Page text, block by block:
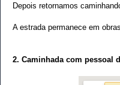
Depois retornamos
A estrada permanece em
2. Caminhada com pessoal